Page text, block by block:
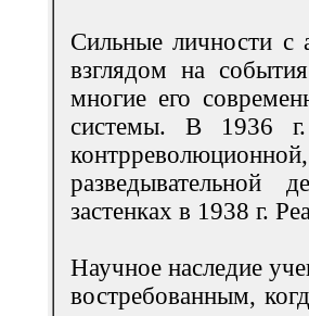
Сильные личности с
взглядом на
многие его
системы. В 1936
разведывательной
застенках в 1938 г.
Научное наследие
востребованным,